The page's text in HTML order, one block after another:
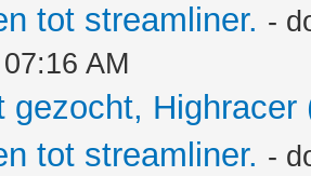
tot streamliner. -
AM
gezocht,
tot streamliner. -